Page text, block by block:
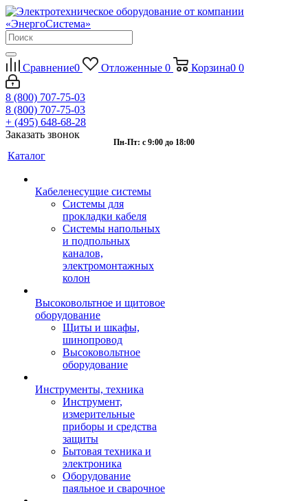
Сравнение0 Отложенные 0 Корзина0 0
8 (800) 707-75-03
8 (800) 707-75-03
+ (495) 648-68-28
Заказать звонок
Пн-Пт: с 9:00 до 18:00
Каталог
Кабеленесущие системы
Системы для
прокладки кабеля
Системы напольных
и подпольных
каналов,
электромонтажных
колон
Высоковольтное и щитовое
оборудование
Щиты и шкафы,
шинопровод
Высоковольтное
оборудование
Инструменты, техника
Инструмент,
измерительные
приборы и средства
защиты
Бытовая техника и
электроника
Оборудование
паяльное и сварочное